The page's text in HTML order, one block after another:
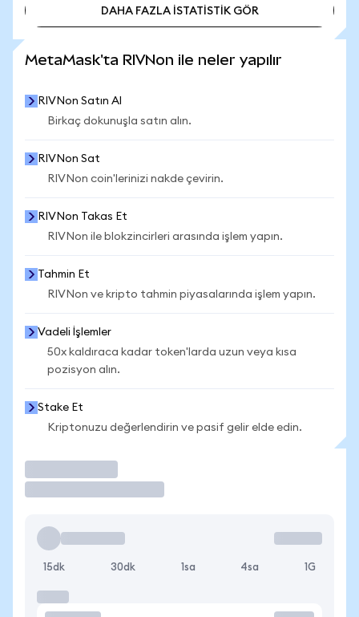
DAHA FAZLA İSTATİSTİK GÖR
MetaMask'ta RIVNon ile neler yapılır
RIVNon Satın Al
Birkaç dokunuşla satın alın.
RIVNon Sat
RIVNon coin'lerinizi nakde çevirin.
RIVNon Takas Et
RIVNon ile blokzincirleri arasında işlem yapın.
Tahmin Et
RIVNon ve kripto tahmin piyasalarında işlem yapın.
Vadeli İşlemler
50x kaldıraca kadar token'larda uzun veya kısa
pozisyon alın.
Stake Et
Kriptonuzu değerlendirin ve pasif gelir elde edin.
15dk 30dk 1sa 4sa 1G